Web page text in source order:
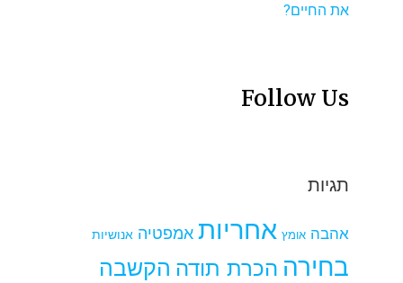
את החיים?
Follow Us
תגיות
אהבה אומץ אחריות אמפטיה אנושיות
בחירה הכרת תודה הקשבה